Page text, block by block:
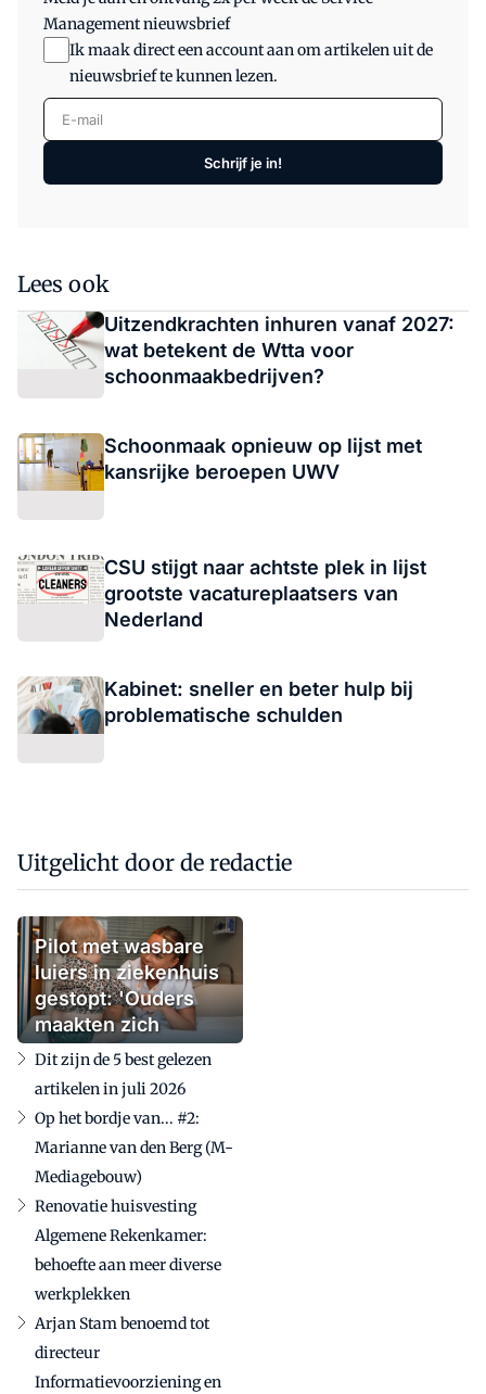
Management nieuwsbrief
Ik maak direct een account aan om artikelen uit de
nieuwsbrief te kunnen lezen.
E-mail
Schrijf je in!
Lees ook
Uitzendkrachten inhuren vanaf 2027:
wat betekent de Wtta voor
schoonmaakbedrijven?
Schoonmaak opnieuw op lijst met
kansrijke beroepen UWV
CSU stijgt naar achtste plek in lijst
grootste vacatureplaatsers van
Nederland
Kabinet: sneller en beter hulp bij
problematische schulden
Uitgelicht door de redactie
Pilot met wasbare
luiers in ziekenhuis
gestopt: 'Ouders
maakten zich
zorgen'
Dit zijn de 5 best gelezen
artikelen in juli 2026
Op het bordje van... #2:
Marianne van den Berg (M-
Mediagebouw)
Renovatie huisvesting
Algemene Rekenkamer:
behoefte aan meer diverse
werkplekken
Arjan Stam benoemd tot
directeur
Informatievoorziening en